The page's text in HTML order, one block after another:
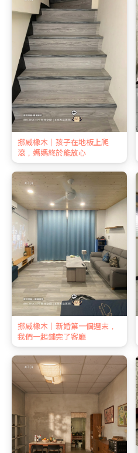
挪威橡木｜孩子在地板上爬
滾，媽媽終於能放心
挪威橡木｜新婚第一個週末，
我們一起鋪完了客廳